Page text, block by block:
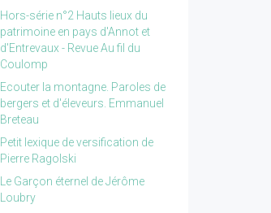
Hors-série n°2 Hauts lieux du
patrimoine en pays d'Annot et
d'Entrevaux - Revue Au fil du
Coulomp
Ecouter la montagne. Paroles de
bergers et d'éleveurs. Emmanuel
Breteau
Petit lexique de versification de
Pierre Ragolski
Le Garçon éternel de Jérôme
Loubry